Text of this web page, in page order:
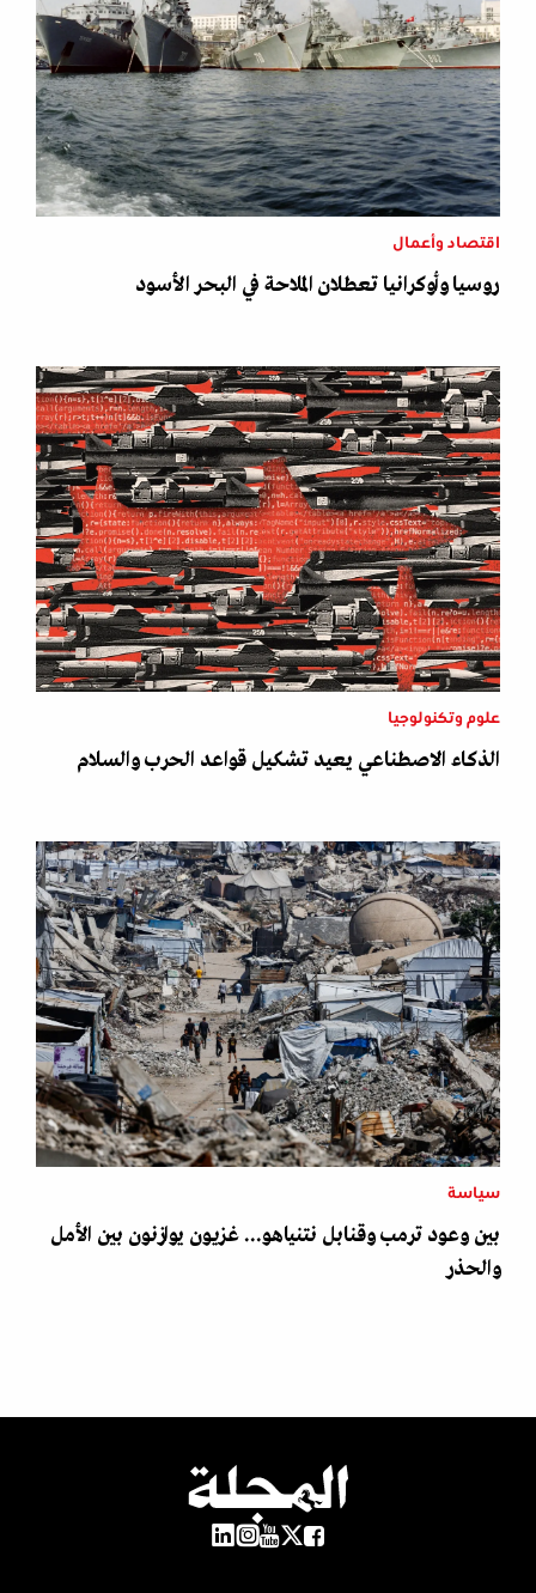
اقتصاد وأعمال
روسيا وأوكرانيا تعطلان الملاحة في البحر الأسود
علوم وتكنولوجيا
الذكاء الاصطناعي يعيد تشكيل قواعد الحرب والسلام
سياسة
بين وعود ترمب وقنابل نتنياهو... غزيون يوازنون بين الأمل
والحذر